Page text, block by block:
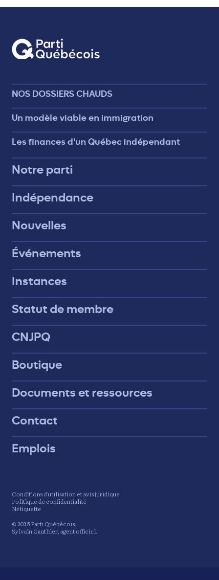
NOS DOSSIERS CHAUDS
Un modèle viable en immigration
Les finances d'un Québec indépendant
Notre parti
Indépendance
Nouvelles
Événements
Instances
Statut de membre
CNJPQ
Boutique
Documents et ressources
Contact
Emplois
Conditions d’utilisation et avis juridique
Politique de confidentialité
Nétiquette
© 2026 Parti Québécois.
Sylvain Gauthier, agent officiel.